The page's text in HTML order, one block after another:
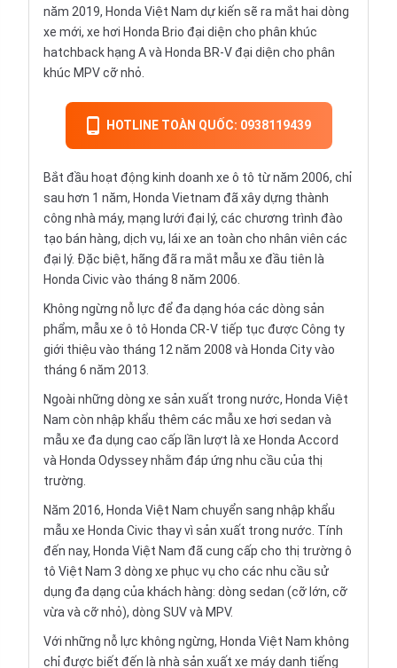
năm 2019, Honda Việt Nam dự kiến sẽ ra mắt hai dòng
xe mới, xe hơi Honda Brio đại diện cho phân khúc
hatchback hạng A và Honda BR-V đại diện cho phân
khúc MPVcỡ nhỏ.
HOTLINE TOÀN QUỐC: 0938119439
Bắt đầu hoạt động kinh doanh xe ô tô từ năm 2006, chỉ
sau hơn 1 năm, Honda Vietnam đã xây dựng thành
công nhà máy, mạng lưới đại lý, các chương trình đào
tạo bán hàng, dịch vụ, lái xe an toàn cho nhân viên các
đại lý. Đặc biệt, hãng đã ra mắt mẫu xe đầu tiên là
Honda Civic vào tháng 8 năm 2006.
Không ngừng nỗ lực để đa dạng hóa các dòng sản
phẩm, mẫu xe ô tô Honda CR-V tiếp tục được Công ty
giới thiệu vào tháng 12 năm 2008 và Honda City vào
tháng 6 năm 2013.
Ngoài những dòng xe sản xuất trong nước, Honda Việt
Nam còn nhập khẩu thêm các mẫu xe hơi sedan và
mẫu xe đa dụng cao cấp lần lượt là xe Honda Accord
và Honda Odyssey nhằm đáp ứng nhu cầu của thị
trường.
Năm 2016, Honda Việt Nam chuyển sang nhập khẩu
mẫu xe Honda Civic thay vì sản xuất trong nước. Tính
đến nay, Honda Việt Nam đã cung cấp cho thị trường ô
tô Việt Nam 3 dòng xe phục vụ cho các nhu cầu sử
dụng đa dạng của khách hàng: dòng sedan (cỡ lớn, cỡ
vừa và cỡ nhỏ), dòng SUV và MPV.
Với những nỗ lực không ngừng, Honda Việt Nam không
chỉ được biết đến là nhà sản xuất xe máy danh tiếng